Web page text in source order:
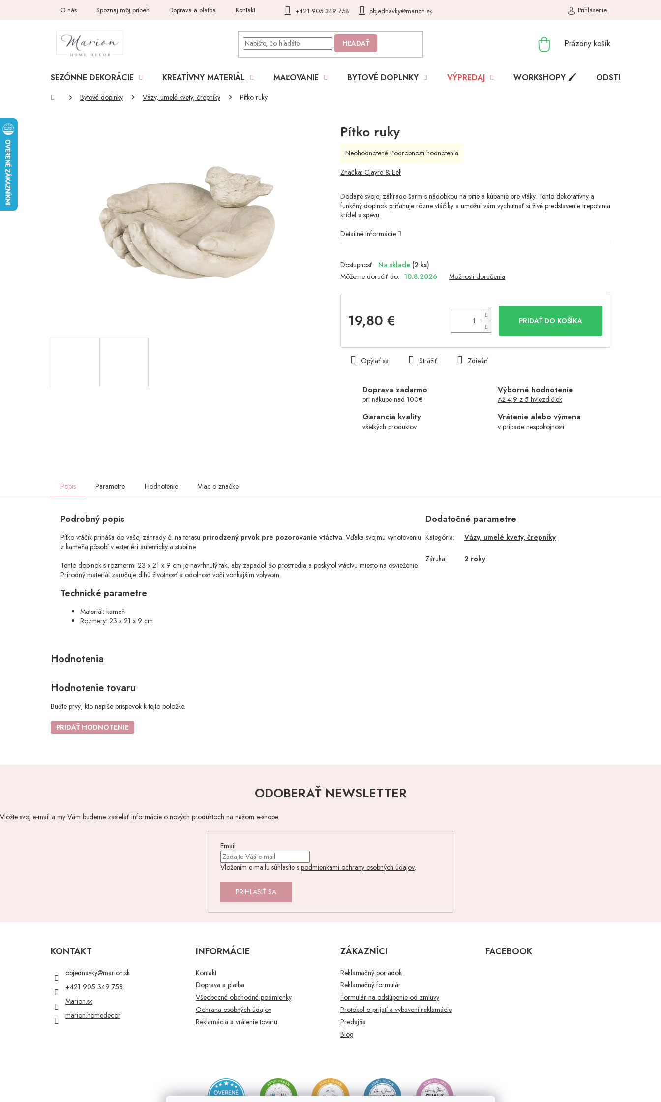
+421 905 349 758 objednavky@marion.sk
O nás Spoznaj môj príbeh Doprava a platba Kontakt Blog Moja objednávka Prihlásenie
HĽADAŤ
NÁKUPNÝ
Prázdny košík
SEZÓNNE DEKORÁCIE KREATÍVNY MATERIÁL MAĽOVANIE BYTOVÉ DOPLNKY VÝPREDAJ WORKSHOPY 🖌️ ODSTÚPENIE
DomovBytové doplnky Vázy, umelé kvety, črepníky Pítko ruky
Pítko ruky
Na sklade (2 ks)
Môžeme doručiť do: 10.8.2026 Možnosti doručenia
19,80 €
cena:
PRIDAŤ DO KOŠÍKA
Doprava zadarmo
pri nákupe nad 100€
Výborné hodnotenie
Až 4,9 z 5 hviezdičiek
Garancia kvality
všetkých produktov
Vrátenie alebo výmena
v prípade nespokojnosti
Dodajte svojej záhrade šarm s nádobkou na pitie a kúpanie pre vtáky. Tento dekoratívny a
funkčný doplnok priťahuje rôzne vtáčiky a umožní vám vychutnať si živé predstavenie trepotania
krídel a spevu.
Detailné informácie
Opýtať sa Strážiť Zdieľať
Priemerné
produktu
z
5
hviezdičiek.
Neohodnotené Podrobnosti hodnotenia
Značka: Clayre & Eef
Popis Parametre Hodnotenie Viac o značke
Podrobný popis
Pítko vtáčik prináša do vašej záhrady či na terasu prirodzený prvok pre pozorovanie vtáctva. Vďaka svojmu vyhotoveniu
z kameňa pôsobí v exteriéri autenticky a stabilne.
Tento doplnok s rozmermi 23 x 21 x 9 cm je navrhnutý tak, aby zapadol do prostredia a poskytol vtáctvu miesto na osvieženie.
Prírodný materiál zaručuje dlhú životnosť a odolnosť voči vonkajším vplyvom.
Technické parametre
Materiál: kameň
Rozmery: 23 x 21 x 9 cm
Dodatočné parametre
Kategória: Vázy, umelé kvety, črepníky
Záruka: 2 roky
Hodnotenie tovaru
Buďte prvý, kto napíše príspevok k tejto položke.
PRIDAŤ HODNOTENIE
ODOBERAŤ NEWSLETTER
Vložte svoj e-mail a my Vám budeme zasielať informácie o nových produktoch na našom e-shope.
Email
Vložením e-mailu súhlasíte s podmienkami ochrany osobných údajov.
PRIHLÁSIŤ SA
KONTAKT
objednavky@marion.sk
+421 905 349 758
Marion.sk
marion.homedecor
INFORMÁCIE
Kontakt
Doprava a platba
Všeobecné obchodné podmienky
Ochrana osobných údajov
Reklamácia a vrátenie tovaru
ZÁKAZNÍCI
Reklamačný poriadok
Reklamačný formulár
Formulár na odstúpenie od zmluvy
Protokol o prijatí a vybavení reklamácie
Predajňa
Blog
FACEBOOK